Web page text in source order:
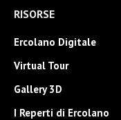
RISORSE
Ercolano Digitale
Virtual Tour
Gallery 3D
I Reperti di Ercolano